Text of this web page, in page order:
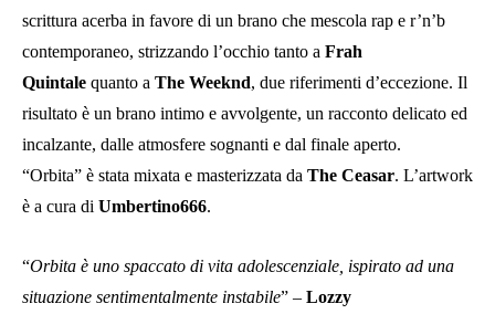
scrittura acerba in favore di un brano che mescola rap e r’n’b
contemporaneo, strizzando l’occhio tanto a Frah
Quintale quanto a The Weeknd, due riferimenti d’eccezione. Il
risultato è un brano intimo e avvolgente, un racconto delicato ed
incalzante, dalle atmosfere sognanti e dal finale aperto.
“Orbita” è stata mixata e masterizzata da The Ceasar. L’artwork
è a cura di Umbertino666.
“Orbita è uno spaccato di vita adolescenziale, ispirato ad una
situazione sentimentalmente instabile” – Lozzy